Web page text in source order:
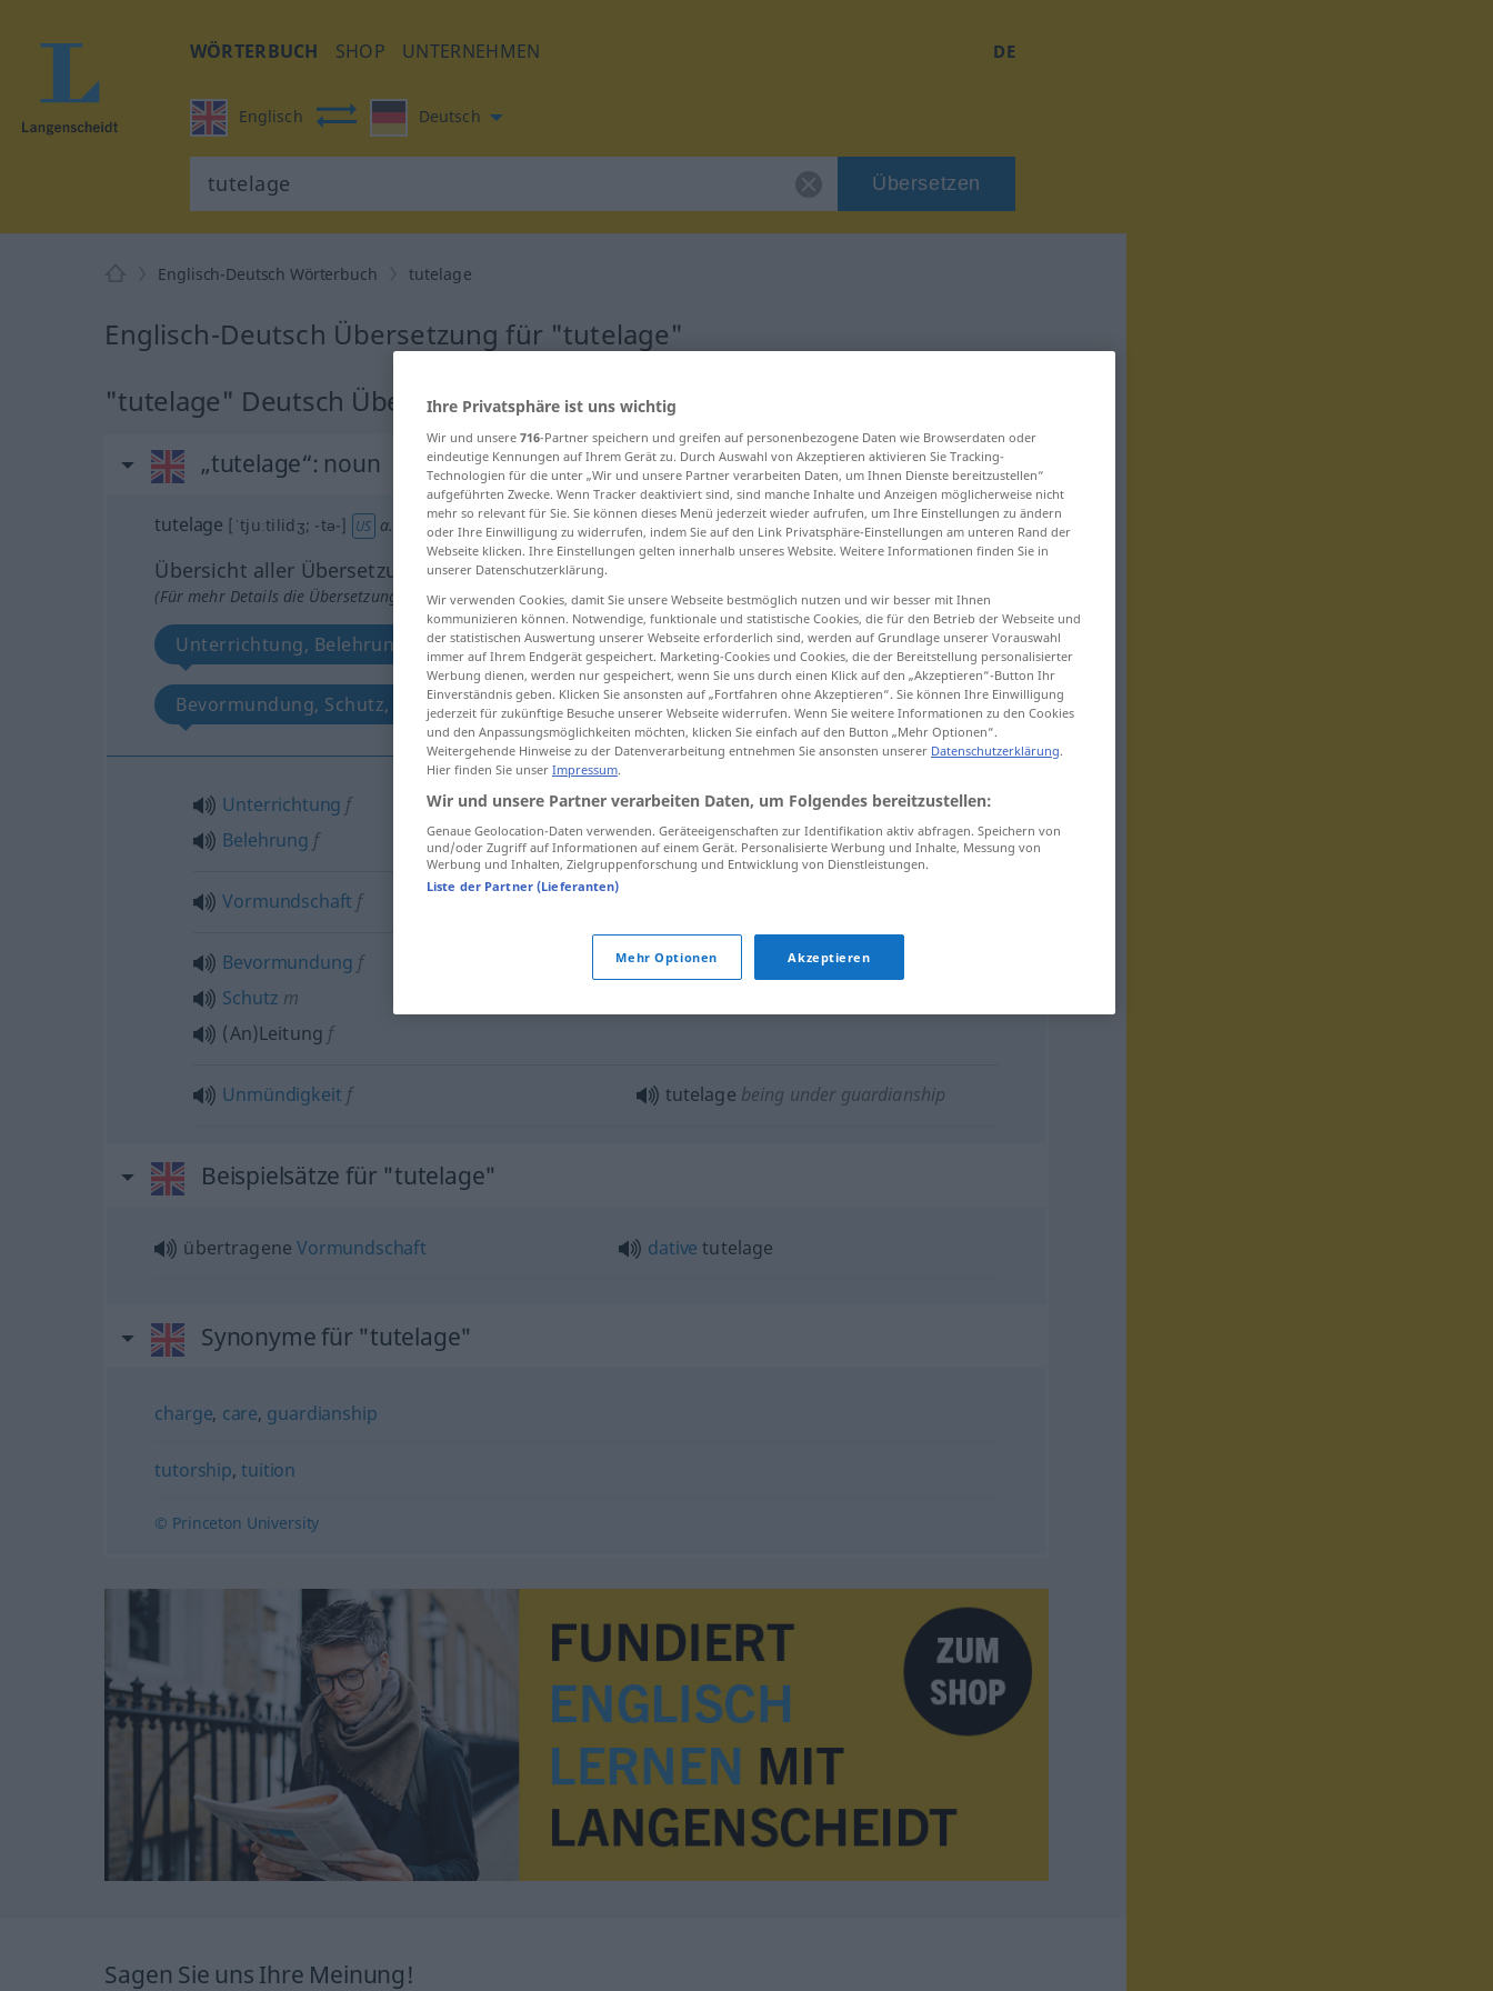
WÖRTERBUCH SHOP UNTERNEHMEN DE
Englisch Deutsch
Übersetzen
Englisch-Deutsch Wörterbuch tutelage
Englisch-Deutsch Übersetzung für "tutelage"
"tutelage" Deutsch Übersetzung
„tutelage“: noun
tutelage [ˈtjuːtilidʒ; -tə-] US a. [ˈtuː-]s
Übersicht aller Übersetzungen
(Für mehr Details die Übersetzung anklicken/antippen)
Unterrichtung, Belehrung Vormundschaft
Bevormundung, Schutz, AnLeitung Unmündigkeit
Unterrichtung f
Belehrung f
tutelageinstruction
Vormundschaft f
Bevormundung f
Schutz m
(An)Leitung f
tutelage protection
Unmündigkeit f tutelage being under guardianship
Beispielsätze für "tutelage"
übertrageneVormundschaft dative tutelage
Synonyme für "tutelage"
charge, care, guardianship
tutorship,tuition
© Princeton University
Sagen Sie uns Ihre Meinung!
Ihre Privatsphäre ist uns wichtig
Wir und unsere 716-Partner speichern und greifen auf personenbezogene Daten wie Browserdaten oder
eindeutige Kennungen auf Ihrem Gerät zu. Durch Auswahl von Akzeptieren aktivieren Sie Tracking-
Technologien für die unter „Wir und unsere Partner verarbeiten Daten, um Ihnen Dienste bereitzustellen“
aufgeführten Zwecke. Wenn Tracker deaktiviert sind, sind manche Inhalte und Anzeigen möglicherweise nicht
mehr so relevant für Sie. Sie können dieses Menü jederzeit wieder aufrufen, um Ihre Einstellungen zu ändern
oder Ihre Einwilligung zu widerrufen, indem Sie auf den Link Privatsphäre-Einstellungen am unteren Rand der
Webseite klicken. Ihre Einstellungen gelten innerhalb unseres Website. Weitere Informationen finden Sie in
unserer Datenschutzerklärung.
Wir verwenden Cookies, damit Sie unsere Webseite bestmöglich nutzen und wir besser mit Ihnen
kommunizieren können. Notwendige, funktionale und statistische Cookies, die für den Betrieb der Webseite und
der statistischen Auswertung unserer Webseite erforderlich sind, werden auf Grundlage unserer Vorauswahl
immer auf Ihrem Endgerät gespeichert. Marketing-Cookies und Cookies, die der Bereitstellung personalisierter
Werbung dienen, werden nur gespeichert, wenn Sie uns durch einen Klick auf den „Akzeptieren“-Button Ihr
Einverständnis geben. Klicken Sie ansonsten auf „Fortfahren ohne Akzeptieren“. Sie können Ihre Einwilligung
jederzeit für zukünftige Besuche unserer Webseite widerrufen. Wenn Sie weitere Informationen zu den Cookies
und den Anpassungsmöglichkeiten möchten, klicken Sie einfach auf den Button „Mehr Optionen“.
Weitergehende Hinweise zu der Datenverarbeitung entnehmen Sie ansonsten unserer Datenschutzerklärung.
Hier finden Sie unser Impressum.
Wir und unsere Partner verarbeiten Daten, um Folgendes bereitzustellen:
Genaue Geolocation-Daten verwenden. Geräteeigenschaften zur Identifikation aktiv abfragen. Speichern von
und/oder Zugriff auf Informationen auf einem Gerät. Personalisierte Werbung und Inhalte, Messung von
Werbung und Inhalten, Zielgruppenforschung und Entwicklung von Dienstleistungen.
Liste der Partner (Lieferanten)
Mehr Optionen Akzeptieren